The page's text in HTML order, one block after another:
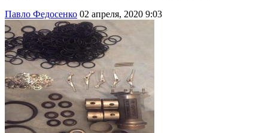
Павло Федосенко 02 апреля, 2020 9:03